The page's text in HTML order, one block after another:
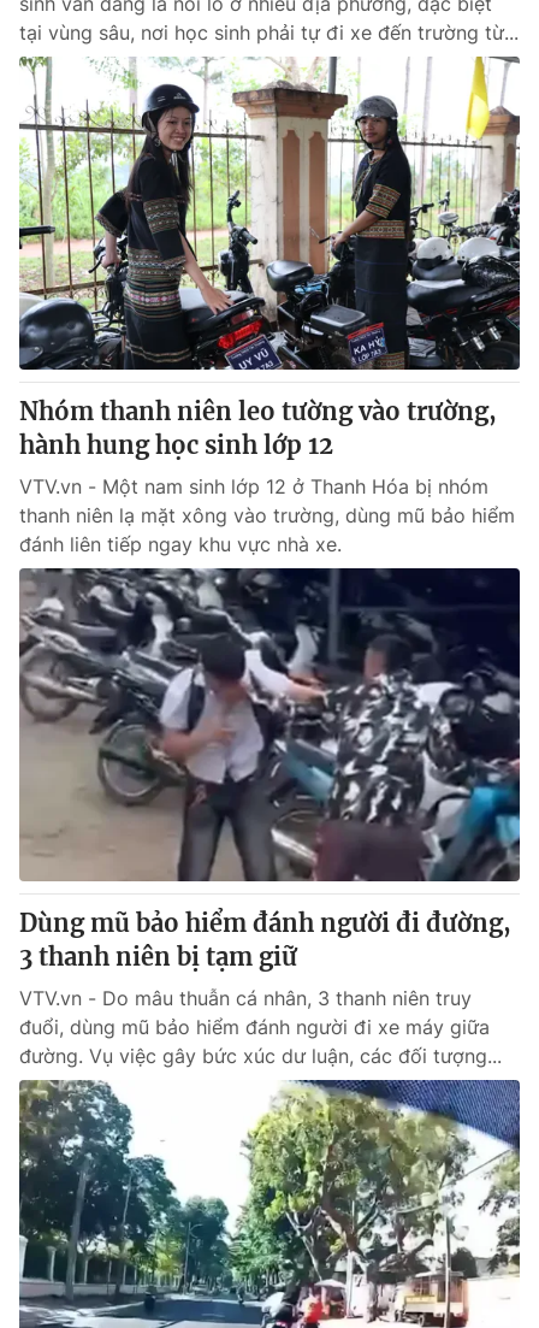
Photo Infographic
Video Shorts video
VTV Money VTV Thể thao
VTV Sức khoẻ Bất động sản
Thị trường 24h Tấm lòng Việt
VTV4 Vươn mình bằng AI
VTV9 VTV8
Liên hệ tòa soạn English
THỜI BÁO VTV
Theo dõi báo trên
Cơ quan chủ quản:Đài Truyền hình Việt Nam
Cơ quan báo chí: Thời báo VTV
Giấy phép hoạt động báo in và báo điện tử số 483/GP-BTTTT
cấp ngày 29/12/2023
Tổng Biên tập:Vũ Thanh Thủy
Phó Tổng Biên tập:Nguyễn Thị Mỹ Hạnh, Phạm Quốc Thắng,
Nguyễn Trọng Ninh
024.38 355 931 - 024.38 355 932
Ðiện thoại Thời báo VTV:024.66 897 897
Email:toasoan@vtv.vn
Liên hệ quảng cáo:
024-7300.7108
tại vùng sâu, nơi học sinh phải tự đi xe đến trường từ...
Nhóm thanh niên leo tường vào trường,
hành hung học sinh lớp 12
VTV.vn - Một nam sinh lớp 12 ở Thanh Hóa bị nhóm
thanh niên lạ mặt xông vào trường, dùng mũ bảo hiểm
đánh liên tiếp ngay khu vực nhà xe.
Dùng mũ bảo hiểm đánh người đi đường,
3 thanh niên bị tạm giữ
VTV.vn - Do mâu thuẫn cá nhân, 3 thanh niên truy
đuổi, dùng mũ bảo hiểm đánh người đi xe máy giữa
đường. Vụ việc gây bức xúc dư luận, các đối tượng...